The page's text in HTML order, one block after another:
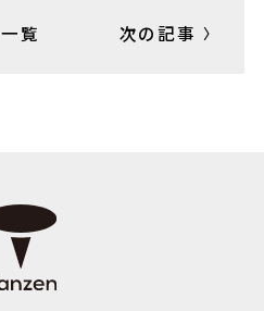
一覧 次の記事 〉